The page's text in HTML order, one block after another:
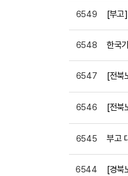
6549 [부고
6548 한국
6547 [전북
6546 [전북
6545 부고
6544 [경북